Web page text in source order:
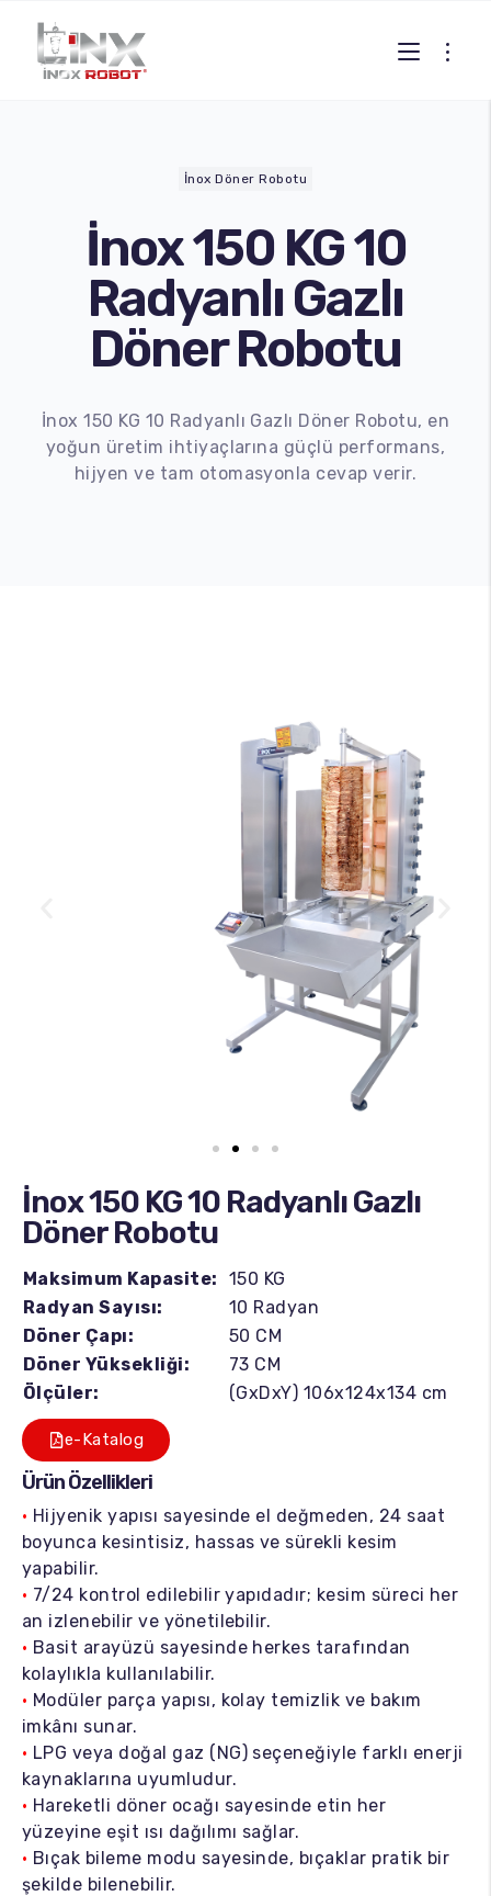
İnox Döner Robotu
İnox 150 KG 10
Radyanlı Gazlı
Döner Robotu
İnox 150 KG 10 Radyanlı Gazlı Döner Robotu, en
yoğun üretim ihtiyaçlarına güçlü performans,
hijyen ve tam otomasyonla cevap verir.
İnox 150 KG 10 Radyanlı Gazlı
Döner Robotu
Maksimum Kapasite:
150 KG
Radyan Sayısı:
10 Radyan
Döner Çapı:
50 CM
Döner Yüksekliği:
73 CM
Ölçüler:
(GxDxY) 106x124x134 cm
e-Katalog
Ürün Özellikleri
• Hijyenik yapısı sayesinde el değmeden, 24 saat
boyunca kesintisiz, hassas ve sürekli kesim
yapabilir.
• 7/24 kontrol edilebilir yapıdadır; kesim süreci her
an izlenebilir ve yönetilebilir.
• Basit arayüzü sayesinde herkes tarafından
kolaylıkla kullanılabilir.
• Modüler parça yapısı, kolay temizlik ve bakım
imkânı sunar.
• LPG veya doğal gaz (NG) seçeneğiyle farklı enerji
kaynaklarına uyumludur.
• Hareketli döner ocağı sayesinde etin her
yüzeyine eşit ısı dağılımı sağlar.
• Bıçak bileme modu sayesinde, bıçaklar pratik bir
şekilde bilenebilir.